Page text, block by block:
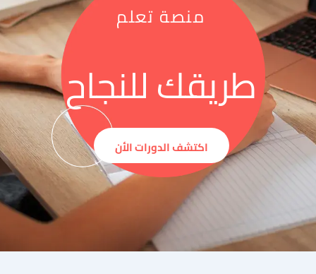
منصة تعلم
طريقك للنجاح
اكتشف الدورات الأن